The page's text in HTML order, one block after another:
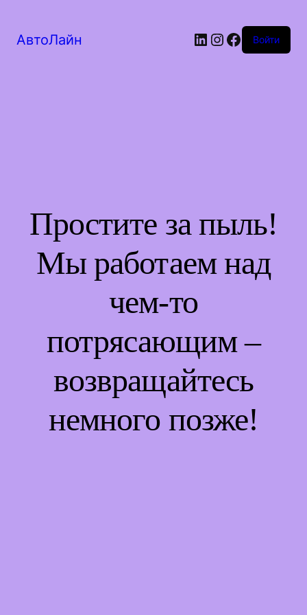
АвтоЛайн LinkedIn
Instagram
Facebook
Войти
Простите за пыль!
Мы работаем над
чем-то
потрясающим –
возвращайтесь
немного позже!